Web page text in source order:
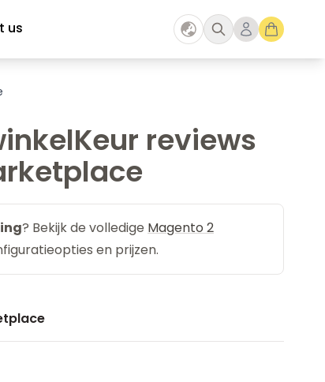
us
reviews
? Bekijk de volledige Magento 2
en prijzen.